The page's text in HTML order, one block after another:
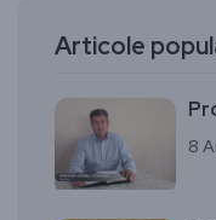
Articole
8